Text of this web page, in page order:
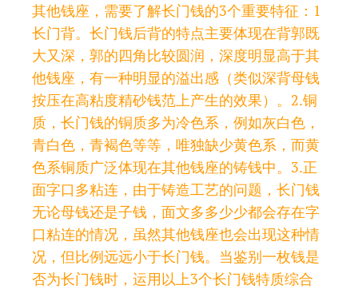
其他钱座，需要了解长门钱的3个重要特征：1
长门背。长门钱后背的特点主要体现在背郭既
大又深，郭的四角比较圆润，深度明显高于其
他钱座，有一种明显的溢出感（类似深背母钱
按压在高粘度精砂钱范上产生的效果）。2.铜
质，长门钱的铜质多为冷色系，例如灰白色，
青白色，青褐色等等，唯独缺少黄色系，而黄
色系铜质广泛体现在其他钱座的铸钱中。3.正
面字口多粘连，由于铸造工艺的问题，长门钱
无论母钱还是子钱，面文多多少少都会存在字
口粘连的情况，虽然其他钱座也会出现这种情
况，但比例远远小于长门钱。当鉴别一枚钱是
否为长门钱时，运用以上3个长门钱特质综合